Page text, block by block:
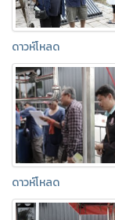
ดาวห์โหลด
ดาวห์โหลด